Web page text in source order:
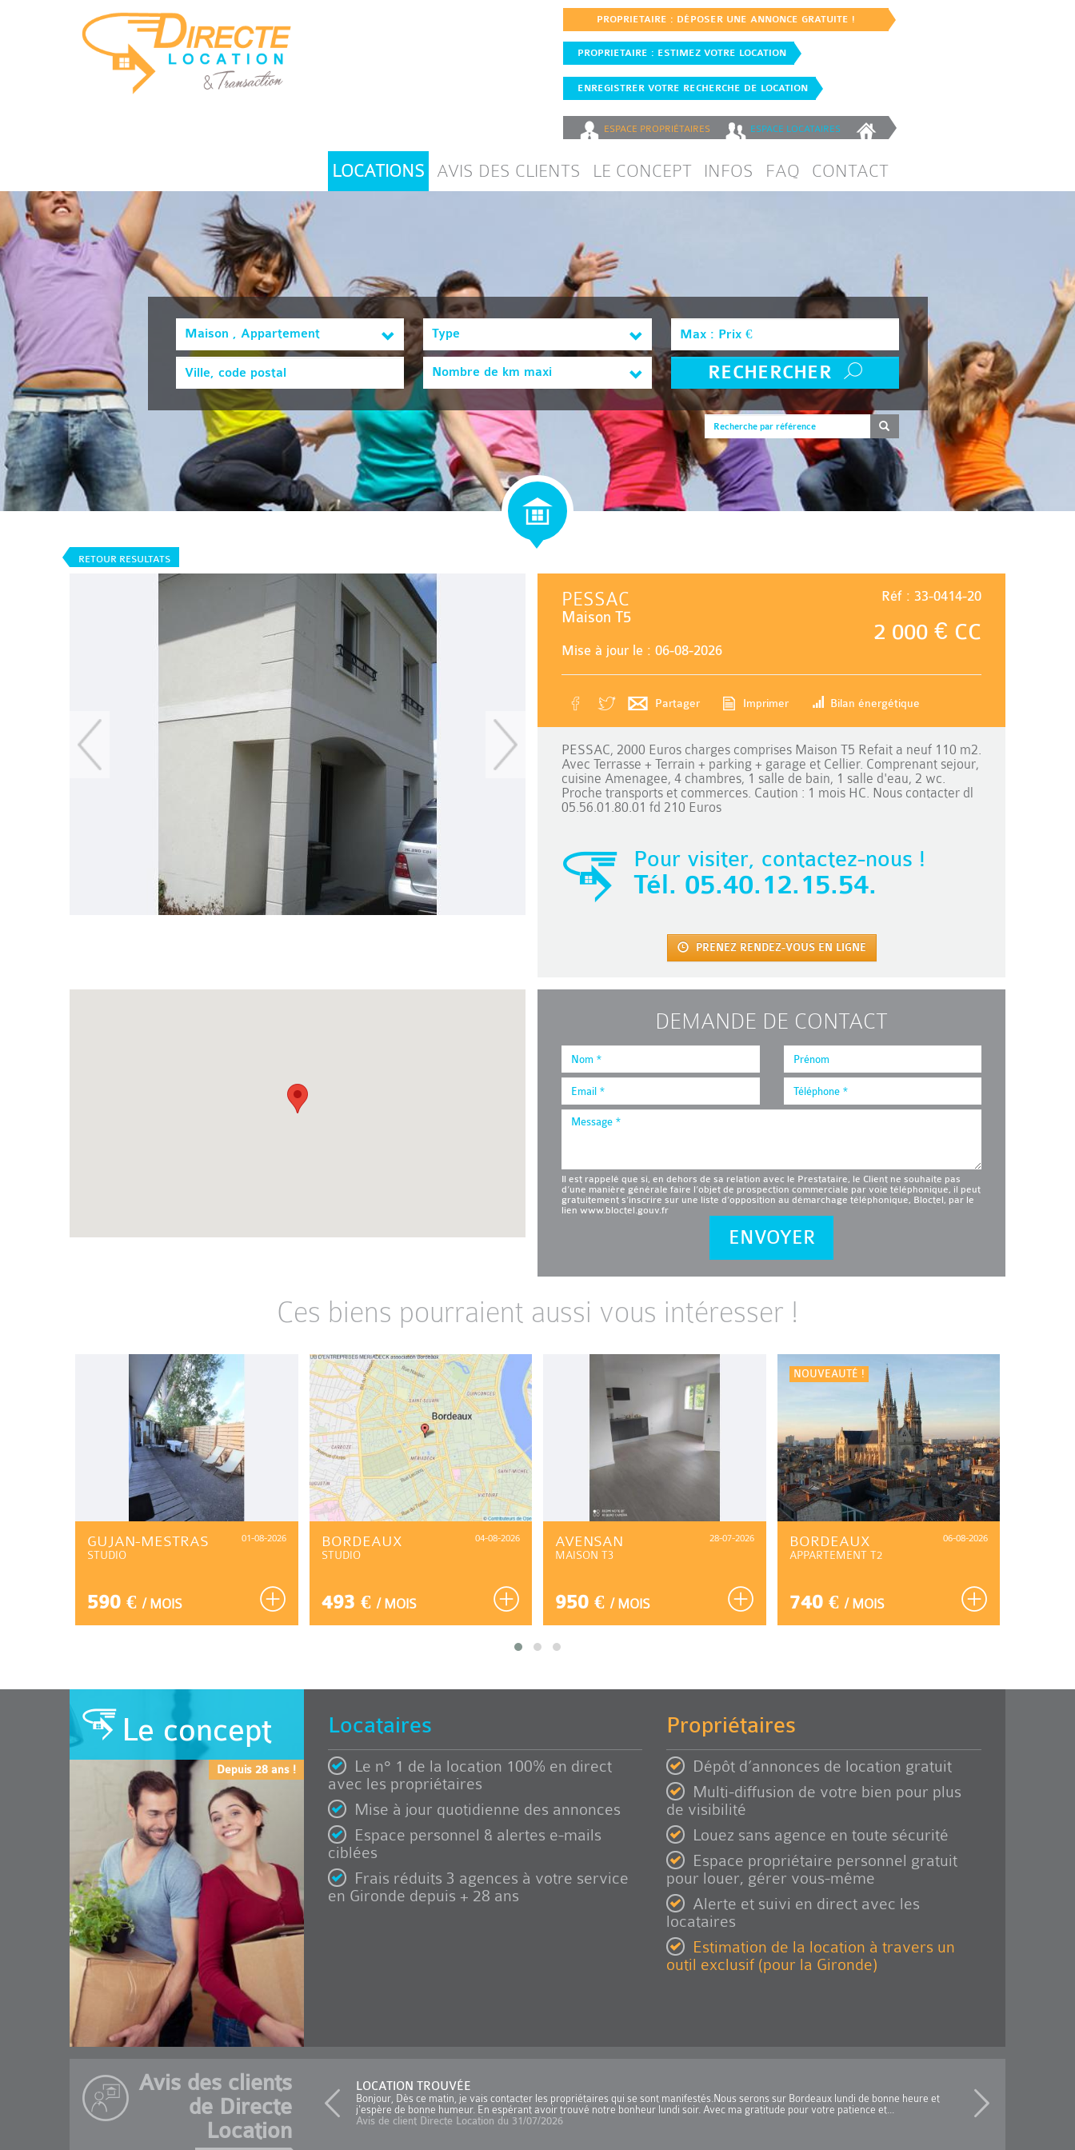
PROPRIETAIRE : DÉPOSER UNE ANNONCE GRATUITE !
PROPRIETAIRE : ESTIMEZ VOTRE LOCATION
ENREGISTRER VOTRE RECHERCHE DE LOCATION
ESPACE PROPRIÉTAIRES ESPACE LOCATAIRES
LOCATIONS AVIS DES CLIENTS LE CONCEPT INFOS FAQ CONTACT
Maison , Appartement Type
Nombre de km maxi RECHERCHER
RETOUR RESULTATS
Réf : 33-0414-20
2 000 € CC
PESSAC
Maison T5
Mise à jour le : 06-08-2026
Partager Imprimer Bilan énergétique
PESSAC, 2000 Euros charges comprises Maison T5 Refait a neuf 110 m2.
Avec Terrasse + Terrain + parking + garage et Cellier. Comprenant sejour,
cuisine Amenagee, 4 chambres, 1 salle de bain, 1 salle d'eau, 2 wc.
Proche transports et commerces. Caution : 1 mois HC. Nous contacter dl
05.56.01.80.01 fd 210 Euros
Pour visiter, contactez-nous !
Tél. 05.40.12.15.54.
PRENEZ RENDEZ-VOUS EN LIGNE
DEMANDE DE CONTACT
Il est rappelé que si, en dehors de sa relation avec le Prestataire, le Client ne souhaite pas
d’une manière générale faire l’objet de prospection commerciale par voie téléphonique, il peut
gratuitement s’inscrire sur une liste d’opposition au démarchage téléphonique, Bloctel, par le
lien www.bloctel.gouv.fr
ENVOYER
Ces biens pourraient aussi vous intéresser !
01-08-2026
GUJAN-MESTRAS
STUDIO
590 €/ MOIS
04-08-2026
BORDEAUX
STUDIO
493 €/ MOIS
28-07-2026
AVENSAN
MAISON T3
950 €/ MOIS
NOUVEAUTÉ !
06-08-2026
BORDEAUX
APPARTEMENT T2
740 €/ MOIS
Le concept
Depuis 28 ans !
Locataires
Le n° 1 de la location 100% en direct
avec les propriétaires
Mise à jour quotidienne des annonces
Espace personnel & alertes e-mails
ciblées
Frais réduits 3 agences à votre service
en Gironde depuis + 28 ans
Propriétaires
Dépôt d’annonces de location gratuit
Multi-diffusion de votre bien pour plus
de visibilité
Louez sans agence en toute sécurité
Espace propriétaire personnel gratuit
pour louer, gérer vous-même
Alerte et suivi en direct avec les
locataires
Estimation de la location à travers un
outil exclusif (pour la Gironde)
Avis des clients
de Directe
Location
LOCATION TROUVÉE
Bonjour, Dès ce matin, je vais contacter les propriétaires qui se sont manifestés.Nous serons sur Bordeaux lundi de bonne heure et
j'espère de bonne humeur. En espérant avoir trouvé notre bonheur lundi soir. Avec ma gratitude pour votre patience et...
Avis de client Directe Location du 31/07/2026
LOCATION
J'ai trouvé un locataire
Avis de client Directe